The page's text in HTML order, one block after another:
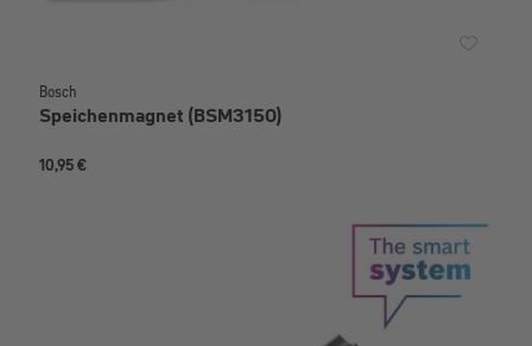
Bosch
Speichenmagnet (BSM3150)
10,95 €